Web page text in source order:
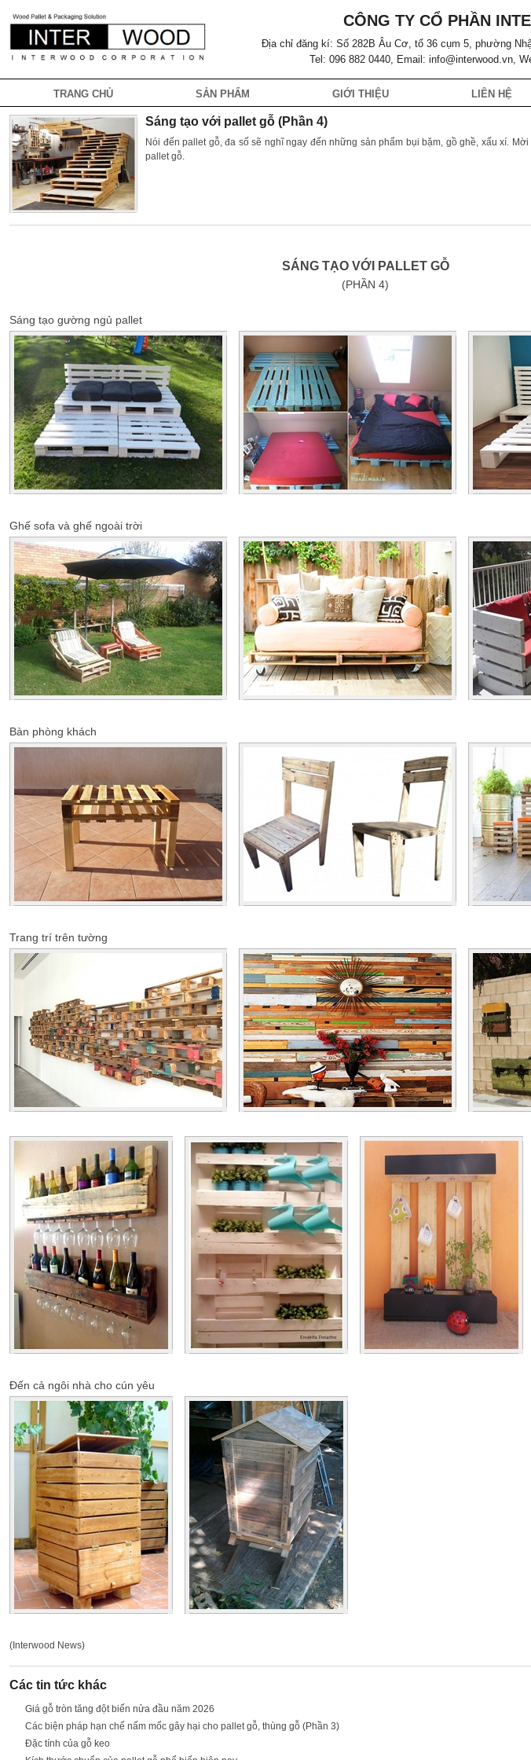
CÔNG TY CỔ PHẦN
Địa chỉ đăng kí: Số 282B Âu Cơ, tổ 36 cụm 5, phường
Tel: 096 882 0440, Email: info@interwood.vn,
TRANG CHỦ SẢN PHẨM GIỚI THIỆU LIÊN HỆ
Sáng tạo với pallet gỗ (Phần 4)
Nói đến pallet gỗ, đa số sẽ nghĩ ngay đến những sản phẩm bụi bặm, gồ ghề, xấu xí.
pallet gỗ.
SÁNG TẠO VỚI PALLET GỖ
(PHẦN 4)
Sáng tạo gường ngủ pallet
Ghế sofa và ghế ngoài trời
Bàn phòng khách
Trang trí trên tường
Đến cả ngôi nhà cho cún yêu
(Interwood News)
Các tin tức khác
Giá gỗ tròn tăng đột biến nửa đầu năm 2026
Các biện pháp hạn chế nấm mốc gây hại cho pallet gỗ, thùng gỗ (Phần 3)
Đặc tính của gỗ keo